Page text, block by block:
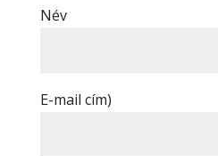
Név
E-mail cím)